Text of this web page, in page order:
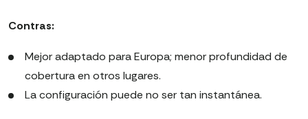
Contras:
Mejor adaptado para Europa; menor profundidad de
cobertura en otros lugares.
La configuración puede no ser tan instantánea.